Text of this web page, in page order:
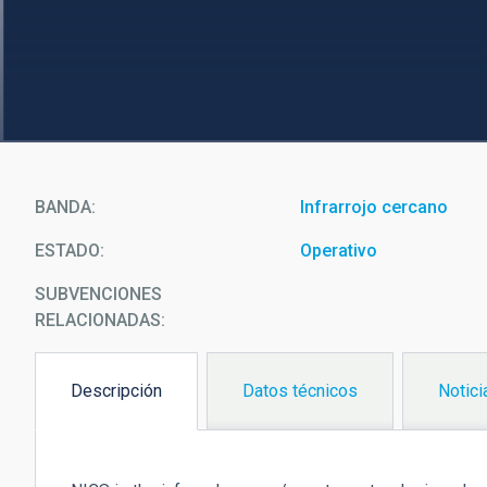
BANDA Infrarrojo cercano
ESTADO Operativo
SUBVENCIONES
RELACIONADAS:
Descripción
Datos técnicos